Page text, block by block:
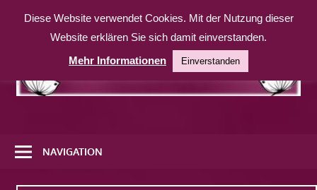
Inhalt
weitere
Website
NAVIGATION
Diese Website verwendet Cookies. Mit der Nutzung dieser
Website erklären Sie sich damit einverstanden.
Mehr Informationen
Einverstanden